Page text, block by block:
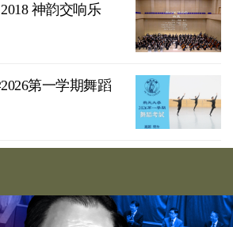
神韵交响乐
第一学期舞蹈